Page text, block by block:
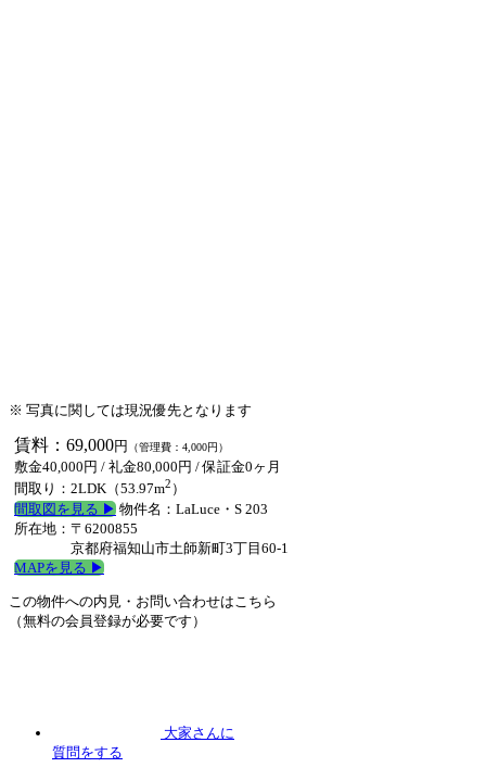
※ 写真に関しては現況優先となります
賃料：69,000円 （管理費：4,000円）
敷金40,000円 / 礼金80,000円 /保証金0ヶ月
間取り：2LDK（53.97m2 ）
間取図を見る ▶︎ 物件名：LaLuce・S 203
所在地：〒6200855
京都府福知山市土師新町3丁目60-1
MAPを見る ▶︎
この物件への内見・お問い合わせはこちら
（無料の会員登録が必要です）
大家さんに
質問をする